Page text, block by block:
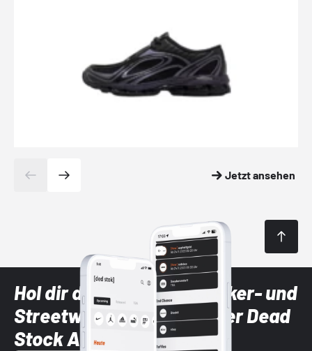
Jetzt ansehen
Hol dir die neuesten Sneaker- und
Streetwear-Brands mit der Dead
Stock App